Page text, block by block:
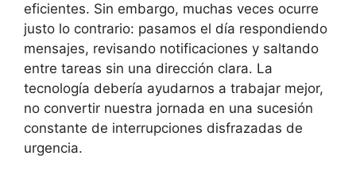
eficientes. Sin embargo, muchas veces ocurre
justo lo contrario: pasamos el día respondiendo
mensajes, revisando notificaciones y saltando
entre tareas sin una dirección clara. La
tecnología debería ayudarnos a trabajar mejor,
no convertir nuestra jornada en una sucesión
constante de interrupciones disfrazadas de
urgencia.